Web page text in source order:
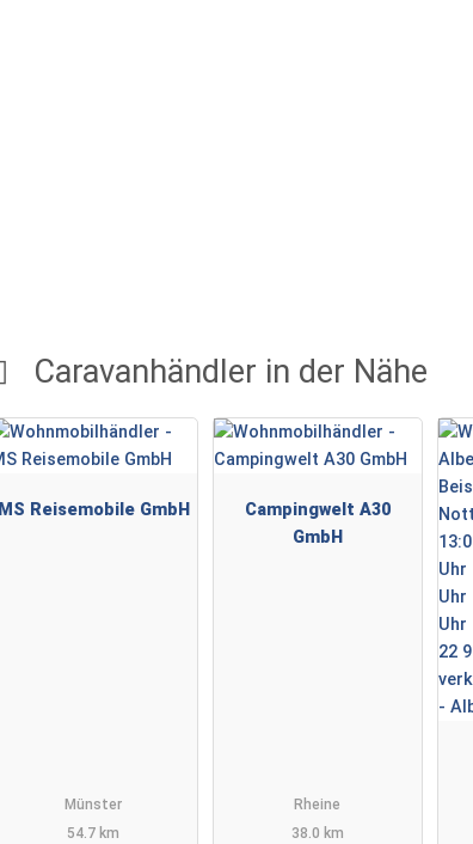
Caravanhändler in der Nähe
MS Reisemobile GmbH
Münster
54.7 km
Campingwelt A30
GmbH
Rheine
38.0 km